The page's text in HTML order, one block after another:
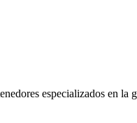
especializados en la